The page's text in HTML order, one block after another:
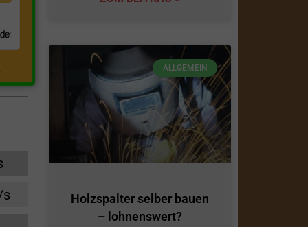
ALLGEMEIN
Holzspalter selber bauen
– lohnenswert?